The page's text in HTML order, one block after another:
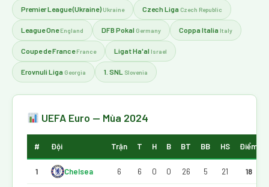
Premier League (Ukraine) Ukraine Czech Liga Czech Republic
League OneEngland DFB Pokal Germany Coppa Italia Italy
Coupe de FranceFrance Ligat Ha'al Israel
Erovnuli Liga Georgia 1. SNL Slovenia
UEFA Euro — Mùa 2024
# Đội Trận T H B BT BB HS Điểm
1 Chelsea 6 6 0 0 26 5 21 18